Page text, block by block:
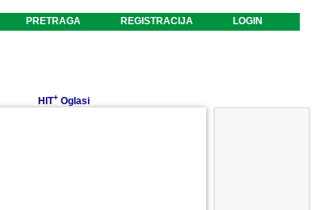
PRETRAGA REGISTRACIJA LOGIN
HIT+ Oglasi